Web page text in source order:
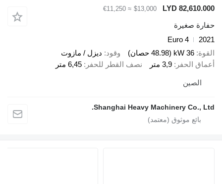
LYD
$13,000
≈ €11,250
صغيرة
Euro 4
36 kW (48.98 حصان) وقود
ديزل / مازوت
الحفر 3,9 متر نصف القطر للحفر 6,45 متر
Shanghai Heavy Machinery